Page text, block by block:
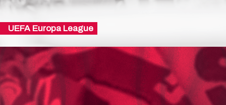
UEFA Europa League